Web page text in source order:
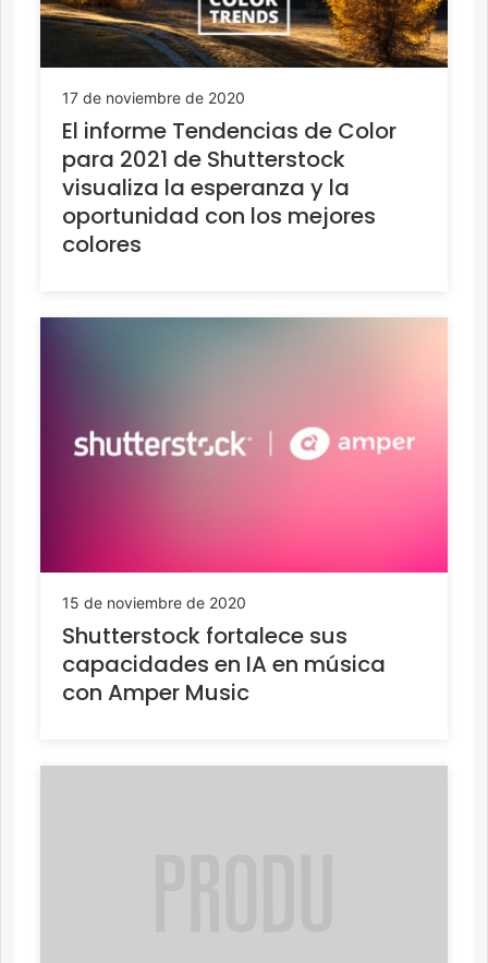
17 de noviembre de 2020
El informe Tendencias de Color
para 2021 de Shutterstock
visualiza la esperanza y la
oportunidad con los mejores
colores
15 de noviembre de 2020
Shutterstock fortalece sus
capacidades en IA en música
con Amper Music